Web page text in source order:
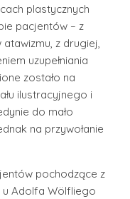
plastycznych
pacjentów – z
z drugiej,
uzupełniania
zostało na
ilustracyjnego i
do mało
na przywołanie
pochodzące z
u Adolfa Wölfliego